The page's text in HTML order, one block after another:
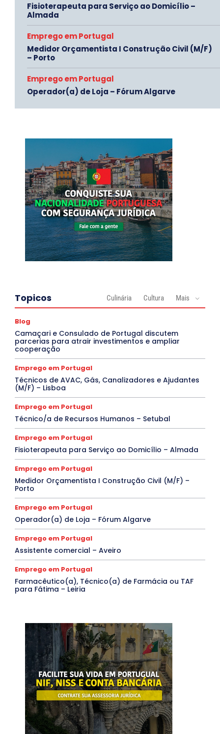
Fisioterapeuta para Serviço ao Domicílio –
Almada
Emprego em Portugal
Medidor Orçamentista I Construção Civil (M/F)
– Porto
Emprego em Portugal
Operador(a) de Loja – Fórum Algarve
Topicos Culinária Cultura Mais
Blog
Camaçari e Consulado de Portugal discutem
parcerias para atrair investimentos e ampliar
cooperação
Emprego em Portugal
Técnicos de AVAC, Gás, Canalizadores e Ajudantes
(M/F) – Lisboa
Emprego em Portugal
Técnico/a de Recursos Humanos – Setubal
Emprego em Portugal
Fisioterapeuta para Serviço ao Domicílio – Almada
Emprego em Portugal
Medidor Orçamentista I Construção Civil (M/F) –
Porto
Emprego em Portugal
Operador(a) de Loja – Fórum Algarve
Emprego em Portugal
Assistente comercial – Aveiro
Emprego em Portugal
Farmacêutico(a), Técnico(a) de Farmácia ou TAF
para Fátima – Leiria